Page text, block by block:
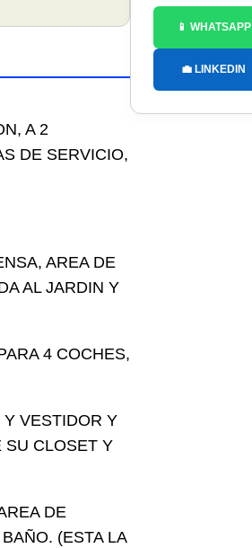
A 2
DE SERVICIO,
AREA DE
AL JARDIN Y
4 COCHES,
Y VESTIDOR Y
SU CLOSET Y
DE
(ESTA LA
📱 WHATSAPP
💼 LINKEDIN